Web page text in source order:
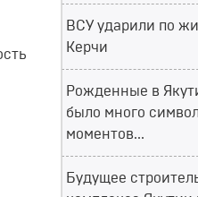
ВСУ ударили по
Керчи
Рожденные в
было много
моментов...
Будущее